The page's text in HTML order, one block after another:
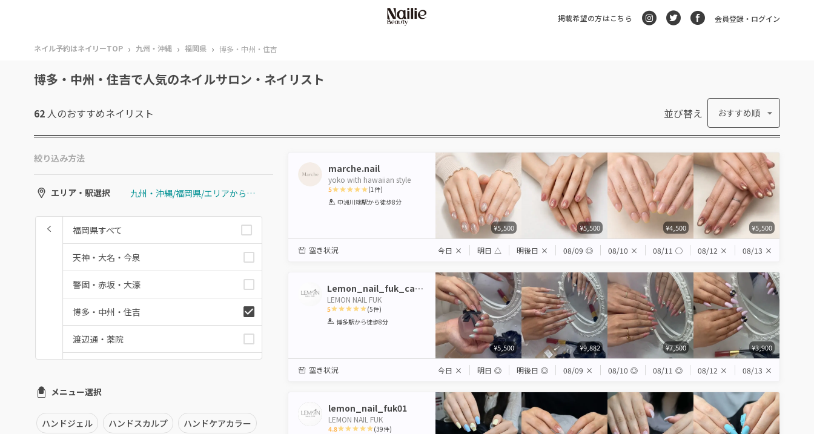
掲載希望の方はこちら 会員登録・ログイン
ネイル予約はネイリーTOP › 九州・沖縄 › 福岡県 › 博多・中州・住吉
博多・中州・住吉で人気のネイルサロン・ネイリスト
62 人のおすすめネイリスト 並び替え おすすめ順
絞り込み方法
エリア・駅選択 九州・沖縄/福岡県/エリアから選ぶ/博多・中州・住吉
福岡県すべて
天神・大名・今泉
警固・赤坂・大濠
博多・中州・住吉
渡辺通・薬院
六本松・別府・西新
井尻・南福岡・春日原
メニュー選択
ハンドジェル ハンドスカルプ ハンドケアカラー
marche.nail
yoko with hawaiian style
5
1 2 3 4 5
(1件)
中洲川端駅から徒歩8分
¥5,500 ¥5,500 ¥4,500 ¥5,500
空き状況 今日 × 明日 △ 明後日 × 08/09 ◎ 08/10 × 08/11 ◯ 08/12 × 08/13 ×
Lemon_nail_fuk_caum
LEMON NAIL FUK
5
1 2 3 4 5
(5件)
博多駅から徒歩8分
¥5,500 ¥9,882 ¥7,500 ¥3,900
空き状況 今日 × 明日 ◎ 明後日 ◎ 08/09 × 08/10 ◎ 08/11 ◎ 08/12 × 08/13 ×
lemon_nail_fuk01
LEMON NAIL FUK
4.8 (39件)